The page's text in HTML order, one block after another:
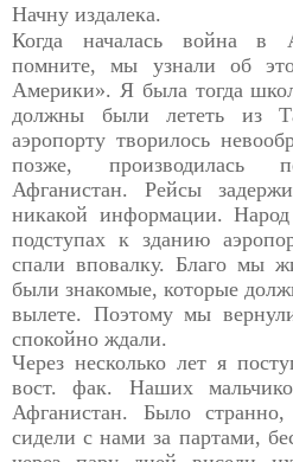
Начну издалека.
Когда началась война в
помните, мы узнали об
Америки». Я была тогда
должны были лететь из
аэропорту творилось
позже, производилась
Афганистан. Рейсы
никакой информации.
подступах к зданию
спали вповалку. Благо мы
были знакомые, которые
вылете. Поэтому мы
спокойно ждали.
Через несколько лет я
вост. фак. Наших
Афганистан. Было
сидели с нами за партами,